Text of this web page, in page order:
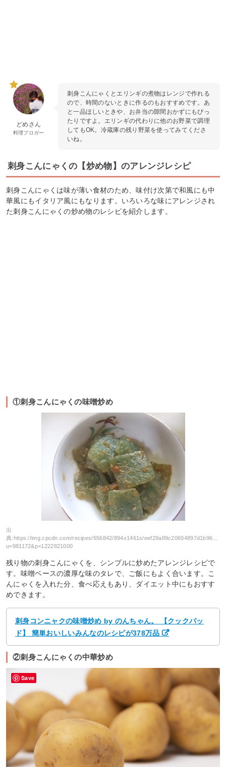
どめさん
料理ブロガー
刺身こんにゃくとエリンギの煮物はレンジで作れる
ので、時間のないときに作るのもおすすめです。あ
と一品ほしいときや、お弁当の隙間おかずにもぴっ
たりですよ。エリンギの代わりに他のお野菜で調理
してもOK。冷蔵庫の残り野菜を使ってみてくださ
いね。
刺身こんにゃくの【炒め物】のアレンジレシピ
刺身こんにゃくは味が薄い食材のため、味付け次第で和風にも中
華風にもイタリア風にもなります。いろいろな味にアレンジされ
た刺身こんにゃくの炒め物のレシピを紹介します。
①刺身こんにゃくの味噌炒め
出
典:https://img.cpcdn.com/recipes/656842/894x1461s/
u=981172&p=1222821000
残り物の刺身こんにゃくを、シンプルに炒めたアレンジレシピで
す。味噌ベースの濃厚な味のタレで、ご飯にもよく合います。こ
んにゃくを入れた分、食べ応えもあり、ダイエット中にもおすす
めできます。
刺身コンニャクの味噌炒め by のんちゃん。 【クックパッ
ド】 簡単おいしいみんなのレシピが378万品
②刺身こんにゃくの中華炒め
Save